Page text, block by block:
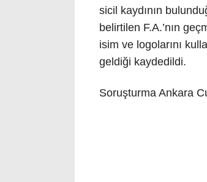
sicil kaydının
belirtilen F.A.’nın
isim ve logolarını
geldiği kaydedildi.
Soruşturma Ankara